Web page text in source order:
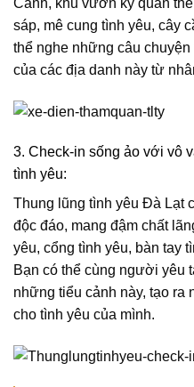
sáp, mê cung tình yêu, cây
thể nghe những câu
của các địa danh này từ
3. Check-in sống ảo với vô
tình yêu:
Thung lũng tình yêu Đà Lạt
độc đáo, mang đậm chất
yêu, cổng tình yêu, bàn tay
Bạn có thể cùng người yêu
những tiểu cảnh này, tạo ra
cho tình yêu của mình.